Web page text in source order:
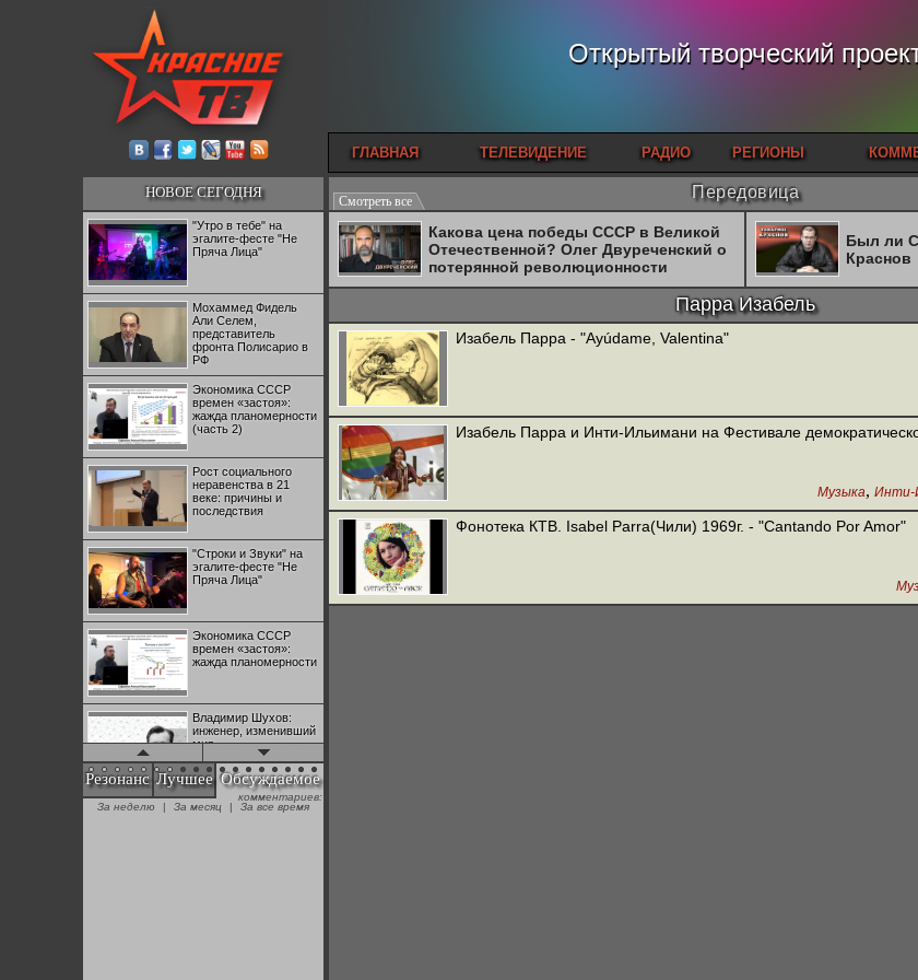
Открытый творческий
ГЛАВНАЯ ТЕЛЕВИДЕНИЕ РАДИО РЕГИОНЫ
НОВОЕ СЕГОДНЯ
"Утро в тебе" на
эгалите-фесте "Не
Пряча Лица"
Мохаммед Фидель
Али Селем,
представитель
фронта Полисарио в
РФ
Экономика СССР
времен «застоя»:
жажда планомерности
(часть 2)
Рост социального
неравенства в 21
веке: причины и
последствия
"Строки и Звуки" на
эгалите-фесте "Не
Пряча Лица"
Экономика СССР
времен «застоя»:
жажда планомерности
Владимир Шухов:
инженер, изменивший
мир
"Аркадий Коц" на
эгалите-фесте "Не
Резонанс Лучшее Обсуждаемое
комментариев:
За неделю
| За месяц | За все время
Передовица
Смотреть все
Какова цена победы СССР в Великой
Отечественной? Олег Двуреченский о
потерянной революционности
Был ли
Краснов
Парра Изабель
Изабель Парра - "Ayúdame, Valentina"
Изабель Парра и Инти-Ильимани на Фестивале
Музыка, Инти-
Фонотека КТВ. Isabel Parra(Чили) 1969г. - "Cantando Por Amor"